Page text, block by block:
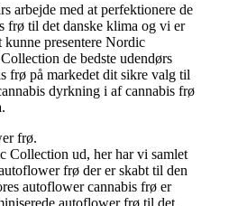
arbejde med at perfektionere de
frø til det danske klima og vi er
kunne presentere Nordic
de bedste udendørs
frø på markedet dit sikre valg til
dyrkning i af cannabis frø
frø.
Collection ud, her har vi samlet
frø der er skabt til den
autoflower cannabis frø er
autoflower frø til det